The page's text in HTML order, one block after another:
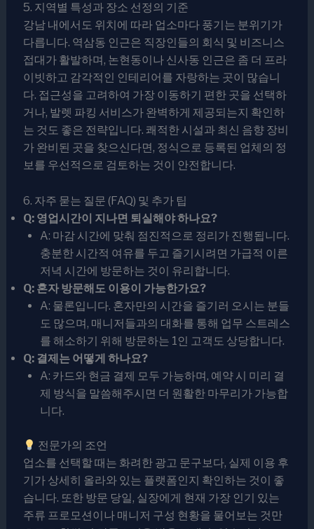
5. 지역별 특성과 장소 선정의 기준
강남 내에서도 위치에 따라 업소마다 풍기는 분위기가
다릅니다. 역삼동 인근은 직장인들의 회식 및 비즈니스
접대가 활발하며, 논현동이나 신사동 인근은 좀 더 프라
이빗하고 감각적인 인테리어를 자랑하는 곳이 많습니
다. 접근성을 고려하여 가장 이동하기 편한 곳을 선택하
거나, 발렛 파킹 서비스가 완벽하게 제공되는지 확인하
는 것도 좋은 전략입니다. 쾌적한 시설과 최신 음향 장비
가 완비된 곳을 찾으신다면, 정식으로 등록된 업체의 정
보를 우선적으로 검토하는 것이 안전합니다.
6. 자주 묻는 질문 (FAQ) 및 추가 팁
Q: 영업시간이 지나면 퇴실해야 하나요?
A: 마감 시간에 맞춰 점진적으로 정리가 진행됩니다.
충분한 시간적 여유를 두고 즐기시려면 가급적 이른
저녁 시간에 방문하는 것이 유리합니다.
Q: 혼자 방문해도 이용이 가능한가요?
A: 물론입니다. 혼자만의 시간을 즐기러 오시는 분들
도 많으며, 매니저들과의 대화를 통해 업무 스트레스
를 해소하기 위해 방문하는 1인 고객도 상당합니다.
Q: 결제는 어떻게 하나요?
A: 카드와 현금 결제 모두 가능하며, 예약 시 미리 결
제 방식을 말씀해주시면 더 원활한 마무리가 가능합
니다.
전문가의 조언
업소를 선택할 때는 화려한 광고 문구보다, 실제 이용 후
기가 상세히 올라와 있는 플랫폼인지 확인하는 것이 좋
습니다. 또한 방문 당일, 실장에게 현재 가장 인기 있는
주류 프로모션이나 매니저 구성 현황을 물어보는 것만